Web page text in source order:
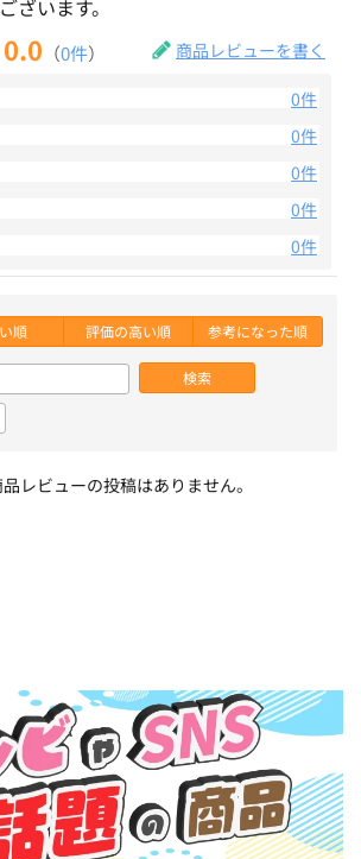
ざいます。
0.0 （0件） 商品レビューを書く
0件
0件
0件
0件
0件
順 評価の高い順 参考になった順
検索
レビューの投稿はありません。